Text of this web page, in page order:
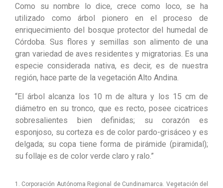
Como su nombre lo dice, crece como loco, se ha
utilizado como árbol pionero en el proceso de
enriquecimiento del bosque protector del humedal de
Córdoba. Sus flores y semillas son alimento de una
gran variedad de aves residentes y migratorias. Es una
especie considerada nativa, es decir, es de nuestra
región, hace parte de la vegetación Alto Andina.
“El árbol alcanza los 10 m de altura y los 15 cm de
diámetro en su tronco, que es recto, posee cicatrices
sobresalientes bien definidas; su corazón es
esponjoso, su corteza es de color pardo-grisáceo y es
delgada; su copa tiene forma de pirámide (piramidal);
su follaje es de color verde claro y ralo.”
1. Corporación Autónoma Regional de Cundinamarca. Vegetación del